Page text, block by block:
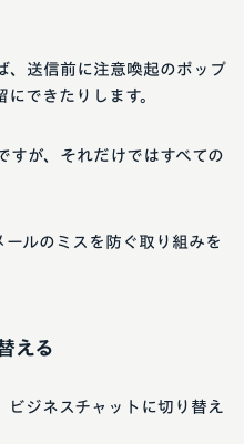
、送信前に注意喚起のポップ
できたりします。
すが、それだけではすべての
ルのミスを防ぐ取り組みを
える
ビジネスチャットに切り替え